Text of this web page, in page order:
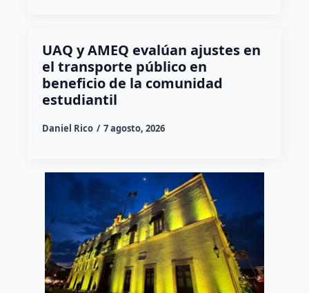
UAQ y AMEQ evalúan ajustes en
el transporte público en
beneficio de la comunidad
estudiantil
Daniel Rico 7 agosto, 2026